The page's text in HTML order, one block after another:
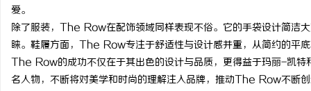
爱。
除了服装，The Row在配饰领域同样表现不俗。它的手袋设计简洁
睐。鞋履方面，The Row专注于舒适性与设计感并重，从简约的平
The Row的成功不仅在于其出色的设计与品质，更得益于玛丽-凯
名人物，不断将对美学和时尚的理解注入品牌，推动The Row不断